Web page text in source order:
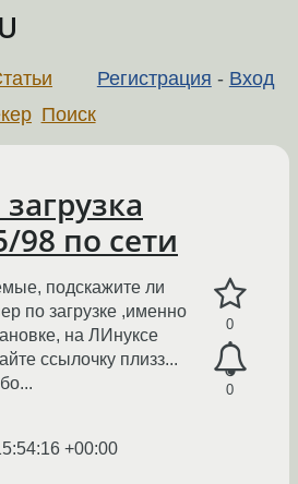
Регистрация - Вход
Поиск
98 по сети
0
0
подскажите ли
по загрузке ,именно
на ЛИнуксе
ссылочку плизз...
+00:00